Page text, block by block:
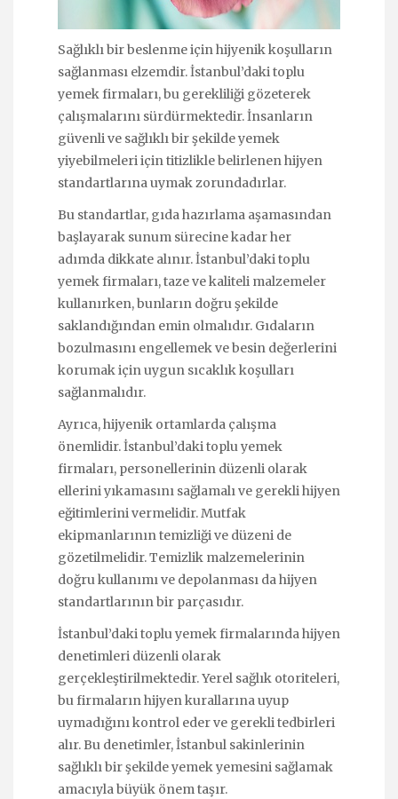
Sağlıklı bir beslenme için hijyenik koşulların
sağlanması elzemdir. İstanbul’daki toplu
yemek firmaları, bu gerekliliği gözeterek
çalışmalarını sürdürmektedir. İnsanların
güvenli ve sağlıklı bir şekilde yemek
yiyebilmeleri için titizlikle belirlenen hijyen
standartlarına uymak zorundadırlar.
Bu standartlar, gıda hazırlama aşamasından
başlayarak sunum sürecine kadar her
adımda dikkate alınır. İstanbul’daki toplu
yemek firmaları, taze ve kaliteli malzemeler
kullanırken, bunların doğru şekilde
saklandığından emin olmalıdır. Gıdaların
bozulmasını engellemek ve besin değerlerini
korumak için uygun sıcaklık koşulları
sağlanmalıdır.
Ayrıca, hijyenik ortamlarda çalışma
önemlidir. İstanbul’daki toplu yemek
firmaları, personellerinin düzenli olarak
ellerini yıkamasını sağlamalı ve gerekli hijyen
eğitimlerini vermelidir. Mutfak
ekipmanlarının temizliği ve düzeni de
gözetilmelidir. Temizlik malzemelerinin
doğru kullanımı ve depolanması da hijyen
standartlarının bir parçasıdır.
İstanbul’daki toplu yemek firmalarında hijyen
denetimleri düzenli olarak
gerçekleştirilmektedir. Yerel sağlık otoriteleri,
bu firmaların hijyen kurallarına uyup
uymadığını kontrol eder ve gerekli tedbirleri
alır. Bu denetimler, İstanbul sakinlerinin
sağlıklı bir şekilde yemek yemesini sağlamak
amacıyla büyük önem taşır.